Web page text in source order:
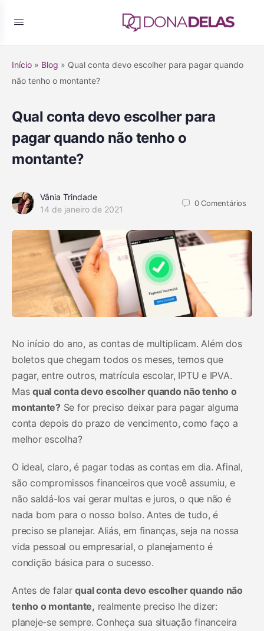
Início » Blog » Qual conta devo escolher para pagar quando
não tenho o montante?
Qual conta devo escolher para
pagar quando não tenho o
montante?
Vânia Trindade
14 de janeiro de 2021
0Comentários
No início do ano, as contas de multiplicam. Além dos
boletos que chegam todos os meses, temos que
pagar, entre outros, matrícula escolar, IPTU e IPVA.
Masqual conta devo escolher quando não tenho o
montante?Se for preciso deixar para pagar alguma
conta depois do prazo de vencimento, como faço a
melhor escolha?
O ideal, claro, é pagar todas as contas em dia. Afinal,
são compromissos financeiros que você assumiu, e
não saldá-los vai gerar multas e juros, o que não é
nada bom para o nosso bolso. Antes de tudo, é
preciso se planejar. Aliás, em finanças, seja na nossa
vida pessoal ou empresarial, o planejamento é
condição básica para o sucesso.
Antes de falarqual conta devo escolher quando não
tenho o montante, realmente preciso lhe dizer:
planeje-se sempre. Conheça sua situação financeira